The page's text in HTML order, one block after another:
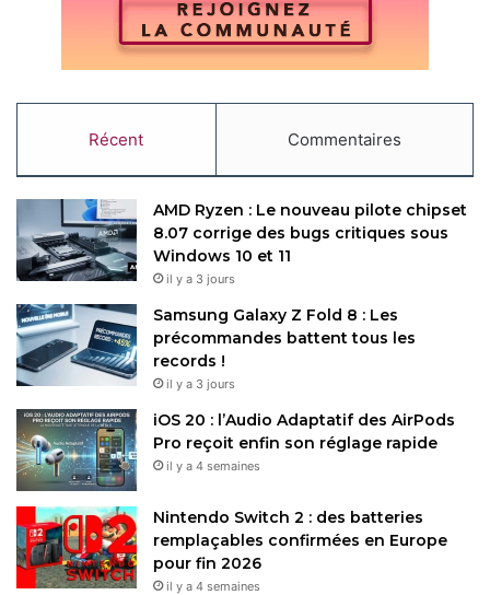
Récent Commentaires
AMD Ryzen : Le nouveau pilote chipset
8.07 corrige des bugs critiques sous
Windows 10 et 11
il y a 3 jours
Samsung Galaxy Z Fold 8 : Les
précommandes battent tous les
records !
il y a 3 jours
iOS 20 : l’Audio Adaptatif des AirPods
Pro reçoit enfin son réglage rapide
il y a 4 semaines
Nintendo Switch 2 : des batteries
remplaçables confirmées en Europe
pour fin 2026
il y a 4 semaines